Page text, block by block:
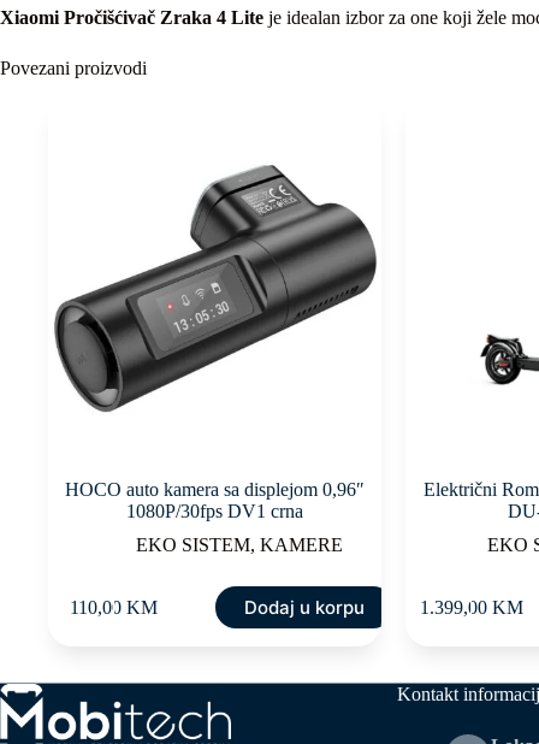
Xiaomi Pročišćivač Zraka 4 Lite je idealan izbor za one koji žele
Povezani proizvodi
HOCO auto kamera sa displejom 0,96″
1080P/30fps DV1 crna
EKO SISTEM, KAMERE
110,00 KM Dodaj u korpu
Električni
EKO
1.399,00 KM
Kontakt